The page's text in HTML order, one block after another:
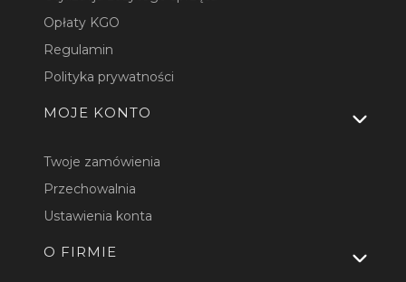
Opłaty KGO
Regulamin
Polityka prywatności
MOJE KONTO
Twoje zamówienia
Przechowalnia
Ustawienia konta
O FIRMIE